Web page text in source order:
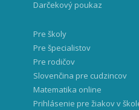
Darčekový poukaz
Pre školy
Pre špecialistov
Pre rodičov
Slovenčina pre cudzincov
Matematika online
Prihlásenie pre žiakov v